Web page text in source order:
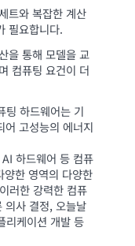
트와 복잡한 계산
필요합니다.
을 통해 모델을 교
컴퓨팅 요건이 더
하드웨어는 기
어 고성능의 에너지
하드웨어 등 컴퓨
한 영역의 다양한
러한 강력한 컴퓨
의사 결정, 오늘날
리케이션 개발 등